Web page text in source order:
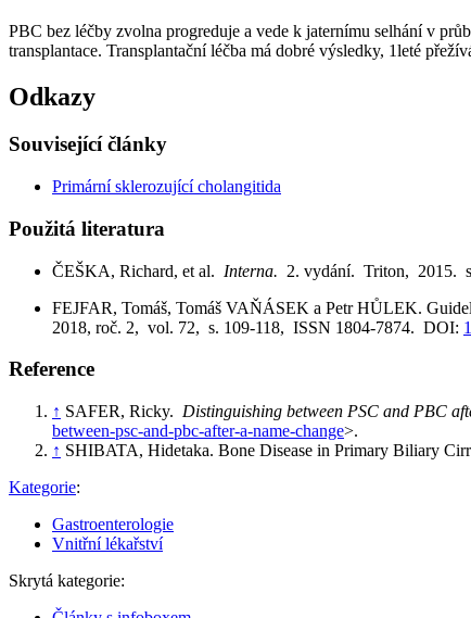
PBC bez léčby zvolna progreduje a vede k jaternímu selhání v
transplantace. Transplantační léčba má dobré výsledky, 1leté
Odkazy
Související články
Primární sklerozující cholangitida
Použitá literatura
ČEŠKA, Richard, et al. Interna. 2. vydání. Triton, 2015.
FEJFAR, Tomáš, Tomáš VAŇÁSEK a Petr HŮLEK.
2018, roč. 2, vol. 72, s. 109-118, ISSN 1804-7874. DOI:
Reference
↑ SAFER, Ricky. Distinguishing between PSC and PBC
between-psc-and-pbc-after-a-name-change>.
↑ SHIBATA, Hidetaka. Bone Disease in Primary Biliary
Kategorie:
Gastroenterologie
Vnitřní lékařství
Skrytá kategorie: